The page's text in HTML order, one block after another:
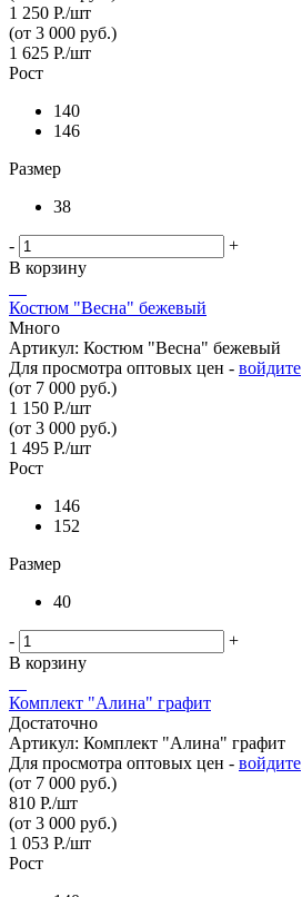
1 250 Р./шт
(от 3 000 руб.)
1 625 Р./шт
Рост
140
146
Размер
38
-
+
В корзину
Костюм "Весна" бежевый
Много
Артикул: Костюм "Весна" бежевый
Для просмотра оптовых цен - войдите
(от 7 000 руб.)
1 150 Р./шт
(от 3 000 руб.)
1 495 Р./шт
Рост
146
152
Размер
40
-
+
В корзину
Комплект "Алина" графит
Достаточно
Артикул: Комплект "Алина" графит
Для просмотра оптовых цен - войдите
(от 7 000 руб.)
810 Р./шт
(от 3 000 руб.)
1 053 Р./шт
Рост